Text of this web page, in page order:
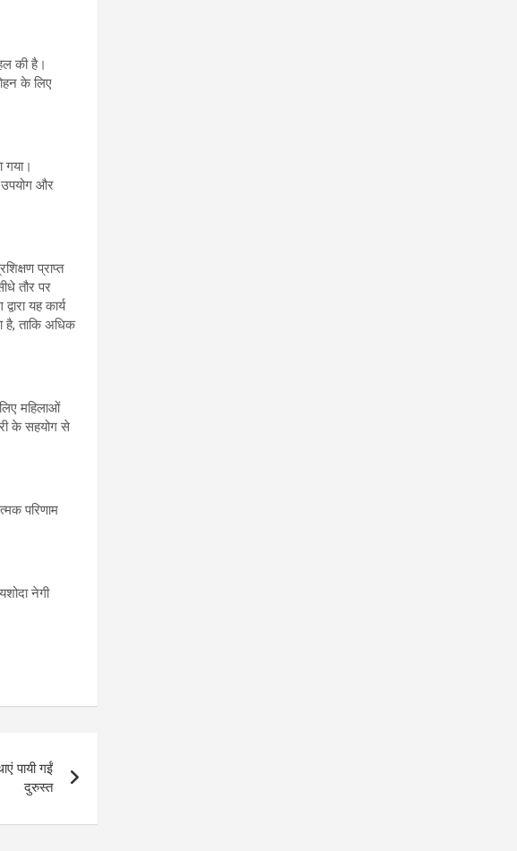
की है।
के लिए
गया।
उपयोग और
प्राप्त
तौर पर
यह कार्य
है, ताकि अधिक
महिलाओं
के सहयोग से
परिणाम
नेगी
पायी गईं
दुरुस्त